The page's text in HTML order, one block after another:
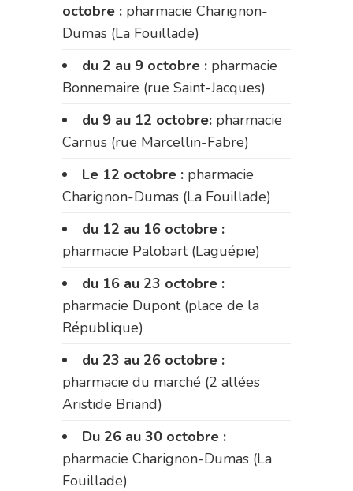
octobre : pharmacie Charignon-
Dumas (La Fouillade)
du 2 au 9 octobre : pharmacie
Bonnemaire (rue Saint-Jacques)
du 9 au 12 octobre: pharmacie
Carnus (rue Marcellin-Fabre)
Le 12 octobre : pharmacie
Charignon-Dumas (La Fouillade)
du 12 au 16 octobre :
pharmacie Palobart (Laguépie)
du 16 au 23 octobre :
pharmacie Dupont (place de la
République)
du 23 au 26 octobre :
pharmacie du marché (2 allées
Aristide Briand)
Du 26 au 30 octobre :
pharmacie Charignon-Dumas (La
Fouillade)